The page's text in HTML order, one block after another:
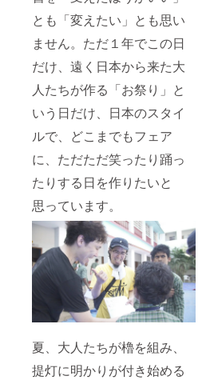
とも「変えたい」とも思い
ません。ただ１年でこの日
だけ、遠く日本から来た大
人たちが作る「お祭り」と
いう日だけ、日本のスタイ
ルで、どこまでもフェア
に、ただただ笑ったり踊っ
たりする日を作りたいと
思っています。
夏、大人たちが櫓を組み、
提灯に明かりが付き始める